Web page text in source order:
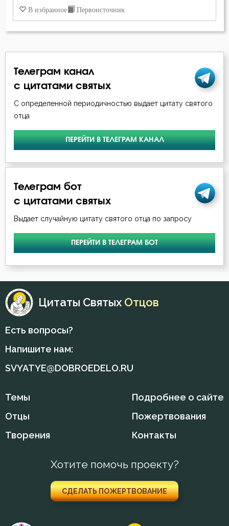
Ближний
Богатство
Борьба
Брак
Ведение
Ветхий Завет
Вечные муки
Воздаяние
Воля
Воспитание
Высокомерие
Илия Екдик
Иоанн Златоуст
Иоанн Лествичник
Иосиф Оптинский (Литовкин)
Исаак Сирин Ниневийский
Исихий Иерусалимский
Лев Оптинский (Наголкин)
Макарий Оптинский (Иванов)
Моисей Оптинский (Путилов)
Николай Сербский
Симеон Новый Богослов
Феодор Студит
Феодор Эдесский
Феофан Затворник
Филофей Синайский
В избранное Первоисточник
Телеграм канал
с цитатами святых
С определенной периодичностью выдает цитату святого
отца
ПЕРЕЙТИ В ТЕЛЕГРАМ КАНАЛ
Телеграм бот
с цитатами святых
Выдает случайную цитату святого отца по запросу
ПЕРЕЙТИ В ТЕЛЕГРАМ БОТ
Цитаты Святых Отцов
Есть вопросы?
Напишите нам:
SVYATYE@DOBROEDELO.RU
Темы
Отцы
Творения
Подробнее о сайте
Пожертвования
Контакты
Хотите помочь проекту?
СДЕЛАТЬ ПОЖЕРТВОВАНИЕ